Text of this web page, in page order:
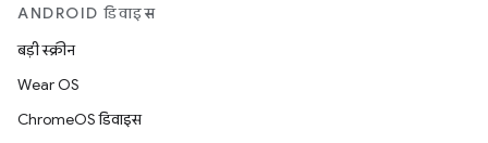
ANDROID डिवाइस
बड़ी स्क्रीन
Wear OS
ChromeOS डिवाइस